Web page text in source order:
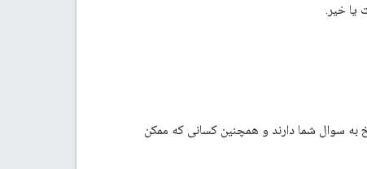
یا خیر.
به سوال شما دارند و همچنین کسانی که ممکن